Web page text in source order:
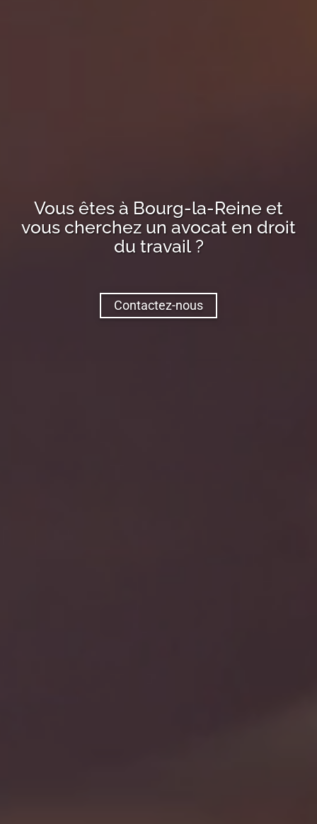
Vous êtes à Bourg-la-Reine et
vous cherchez un avocat en droit
du travail ?
Contactez-nous